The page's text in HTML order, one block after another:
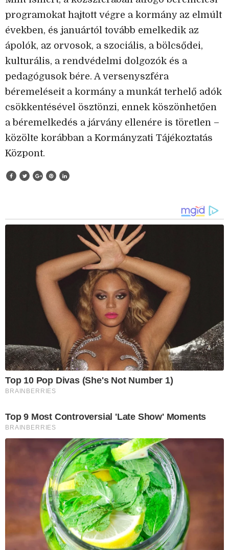
programokat hajtott végre a kormány az elmúlt
években, és januártól tovább emelkedik az
ápolók, az orvosok, a szociális, a bölcsődei,
kulturális, a rendvédelmi dolgozók és a
pedagógusok bére. A versenyszféra
béremeléseit a kormány a munkát terhelő adók
csökkentésével ösztönzi, ennek köszönhetően
a béremelkedés a járvány ellenére is töretlen –
közölte korábban a Kormányzati Tájékoztatás
Központ.
Top 10 Pop Divas (She's Not Number 1)
BRAINBERRIES
Top 9 Most Controversial 'Late Show' Moments
BRAINBERRIES